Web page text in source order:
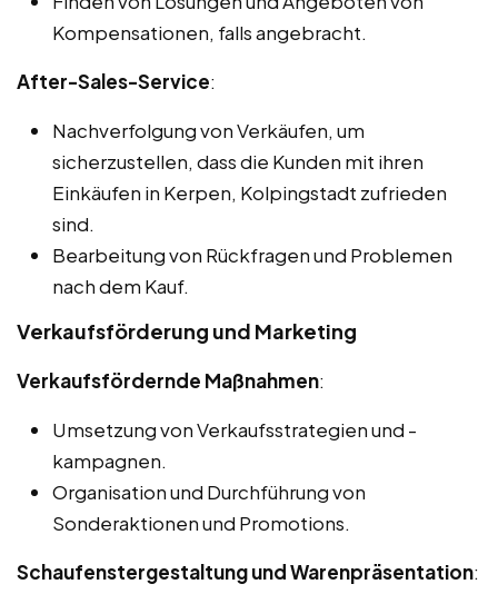
Kompensationen, falls angebracht.
After-Sales-Service:
Nachverfolgung von Verkäufen, um
sicherzustellen, dass die Kunden mit ihren
Einkäufen in Kerpen, Kolpingstadt zufrieden
sind.
Bearbeitung von Rückfragen und Problemen
nach dem Kauf.
Verkaufsförderung und Marketing
Verkaufsfördernde Maßnahmen:
Umsetzung von Verkaufsstrategien und -
kampagnen.
Organisation und Durchführung von
Sonderaktionen und Promotions.
Schaufenstergestaltung und Warenpräsentation: